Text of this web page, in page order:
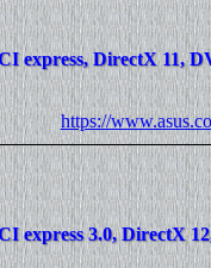
express, DirectX 11,
https://
express 3.0, DirectX